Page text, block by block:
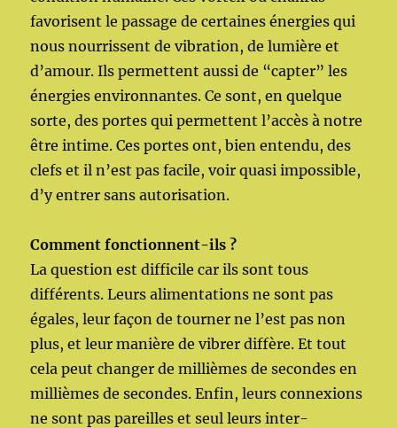
favorisent le passage de certaines énergies qui
nous nourrissent de vibration, de lumière et
d’amour. Ils permettent aussi de “capter” les
énergies environnantes. Ce sont, en quelque
sorte, des portes qui permettent l’accès à notre
être intime. Ces portes ont, bien entendu, des
clefs et il n’est pas facile, voir quasi impossible,
d’y entrer sans autorisation.
Comment fonctionnent-ils ?
La question est difficile car ils sont tous
différents. Leurs alimentations ne sont pas
égales, leur façon de tourner ne l’est pas non
plus, et leur manière de vibrer diffère. Et tout
cela peut changer de millièmes de secondes en
millièmes de secondes. Enfin, leurs connexions
ne sont pas pareilles et seul leurs inter-